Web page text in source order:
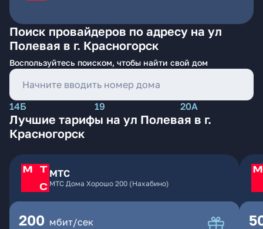
Поиск провайдеров по адресу на ул
Полевая в г. Красногорск
Воспользуйтесь поиском, чтобы найти свой дом
14Б 19 20А
Лучшие тарифы на ул Полевая в г.
Красногорск
МТС
МТС Дома Хорошо 200 (Нахабино)
200 мбит/сек